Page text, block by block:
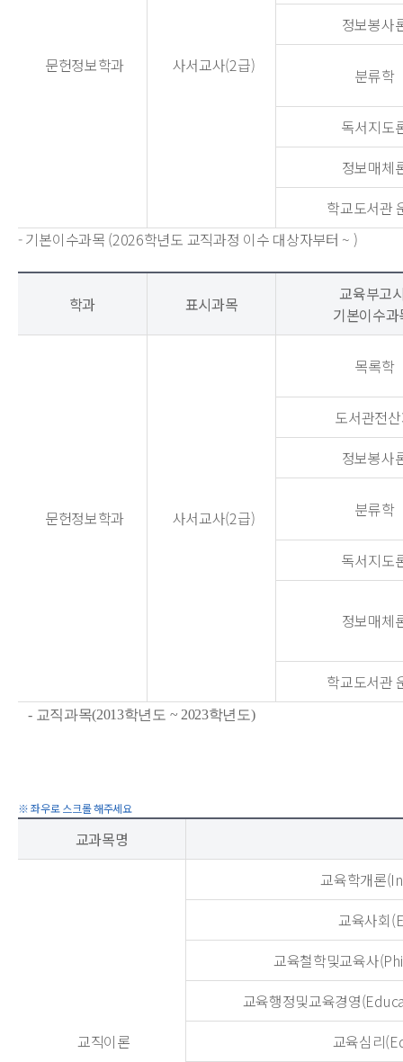
문헌정보학과 사서교사(2급)
정보봉사
분류학
독서지도
정보매체
학교도서관
- 기본이수과목 (2026학년도 교직과정 이수 대상자부터 ~ )
학과 표시과목
교육부고
기본이수과
문헌정보학과 사서교사(2급)
목록학
도서관전
정보봉사
분류학
독서지도
정보매체
학교도서관
- 교직과목(2013학년도 ~ 2023학년도)
교과목명
교직이론
교육학개론
교육사회
교육철학및교육사
교육행정및교육경영
교육심리